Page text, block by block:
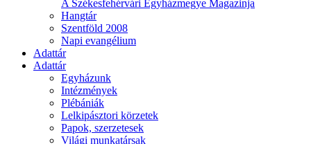
A Székesfehérvári Egyházmegye Magazinja
Hangtár
Szentföld 2008
Napi evangélium
Adattár
Adattár
Egyházunk
Intézmények
Plébániák
Lelkipásztori körzetek
Papok, szerzetesek
Világi munkatársak